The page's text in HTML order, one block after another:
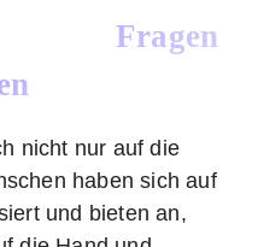
Fragen
nicht nur auf die
haben sich auf
und bieten an,